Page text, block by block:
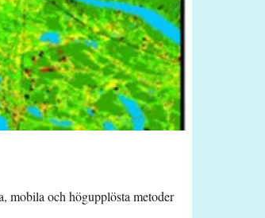
mobila och högupplösta metoder